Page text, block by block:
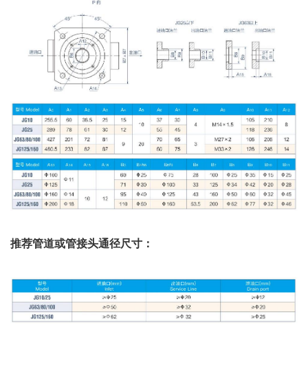
推荐管道或管接头通径尺寸：